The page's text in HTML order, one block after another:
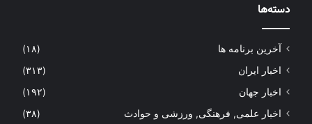
دسته‌ها
آخرین برنامه ها
(۱۸)
اخبار ایران
(۳۱۳)
اخبار جهان
(۱۹۲)
اخبار علمی, فرهنگی, ورزشی و حوادث
(۳۸)